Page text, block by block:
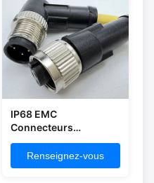
IP68 EMC
Connecteurs
électriques industriels
marins à vis
verrouillée M5/M8/M9
Renseignez-vous